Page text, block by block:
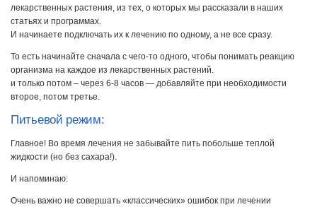
лекарственных растения, из тех, о которых мы рассказали в наших
статьях и программах.
И начинаете подключать их к лечению по одному, а не все сразу.
То есть начинайте сначала с чего-то одного, чтобы понимать реакцию
организма на каждое из лекарственных растений.
и только потом – через 6-8 часов — добавляйте при необходимости
второе, потом третье.
Питьевой режим:
Главное! Во время лечения не забывайте пить побольше теплой
жидкости (но без сахара!).
И напоминаю:
Очень важно не совершать «классических» ошибок при лечении